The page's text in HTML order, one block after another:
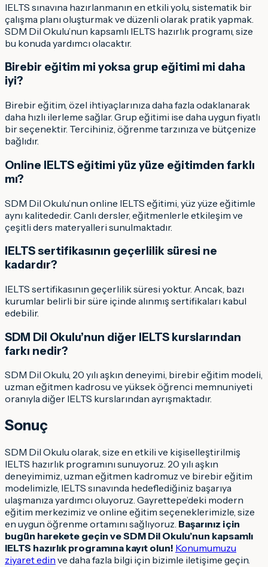
IELTS sınavına hazırlanmanın en etkili yolu, sistematik bir
çalışma planı oluşturmak ve düzenli olarak pratik yapmak.
SDM Dil Okulu’nun kapsamlı IELTS hazırlık programı, size
bu konuda yardımcı olacaktır.
Birebir eğitim mi yoksa grup eğitimi mi daha
iyi?
Birebir eğitim, özel ihtiyaçlarınıza daha fazla odaklanarak
daha hızlı ilerleme sağlar. Grup eğitimi ise daha uygun fiyatlı
bir seçenektir. Tercihiniz, öğrenme tarzınıza ve bütçenize
bağlıdır.
Online IELTS eğitimi yüz yüze eğitimden farklı
mı?
SDM Dil Okulu’nun online IELTS eğitimi, yüz yüze eğitimle
aynı kalitededir. Canlı dersler, eğitmenlerle etkileşim ve
çeşitli ders materyalleri sunulmaktadır.
IELTS sertifikasının geçerlilik süresi ne
kadardır?
IELTS sertifikasının geçerlilik süresi yoktur. Ancak, bazı
kurumlar belirli bir süre içinde alınmış sertifikaları kabul
edebilir.
SDM Dil Okulu’nun diğer IELTS kurslarından
farkı nedir?
SDM Dil Okulu, 20 yılı aşkın deneyimi, birebir eğitim modeli,
uzman eğitmen kadrosu ve yüksek öğrenci memnuniyeti
oranıyla diğer IELTS kurslarından ayrışmaktadır.
Sonuç
SDM Dil Okulu olarak, size en etkili ve kişiselleştirilmiş
IELTS hazırlık programını sunuyoruz. 20 yılı aşkın
deneyimimiz, uzman eğitmen kadromuz ve birebir eğitim
modelimizle, IELTS sınavında hedeflediğiniz başarıya
ulaşmanıza yardımcı oluyoruz. Gayrettepe’deki modern
eğitim merkezimiz ve online eğitim seçeneklerimizle, size
en uygun öğrenme ortamını sağlıyoruz. Başarınız için
bugün harekete geçin ve SDM Dil Okulu’nun kapsamlı
IELTS hazırlık programına kayıt olun! Konumumuzu
ziyaret edin ve daha fazla bilgi için bizimle iletişime geçin.